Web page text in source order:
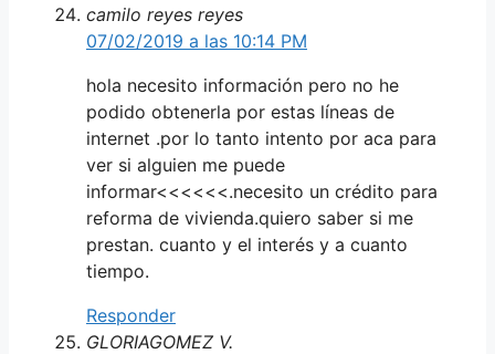
camilo reyes reyes
07/02/2019 a las 10:14 PM
hola necesito información pero no he
podido obtenerla por estas líneas de
internet .por lo tanto intento por aca para
ver si alguien me puede
informar<<<<<<.necesito un crédito para
reforma de vivienda.quiero saber si me
prestan. cuanto y el interés y a cuanto
tiempo.
Responder
GLORIAGOMEZ V.